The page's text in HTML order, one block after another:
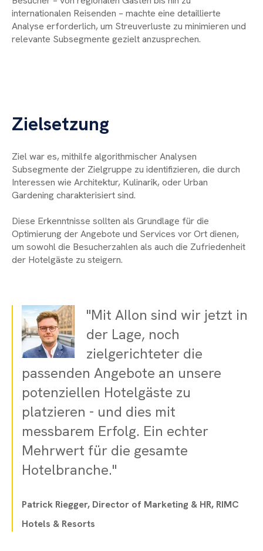
internationalen Reisenden – machte eine detaillierte
Analyse erforderlich, um Streuverluste zu minimieren und
relevante Subsegmente gezielt anzusprechen.
Zielsetzung
Ziel war es, mithilfe algorithmischer Analysen
Subsegmente der Zielgruppe zu identifizieren, die durch
Interessen wie Architektur, Kulinarik, oder Urban
Gardening charakterisiert sind.
Diese Erkenntnisse sollten als Grundlage für die
Optimierung der Angebote und Services vor Ort dienen,
um sowohl die Besucherzahlen als auch die Zufriedenheit
der Hotelgäste zu steigern.
"Mit AIlon sind wir jetzt in
der Lage, noch
zielgerichteter die
passenden Angebote an unsere
potenziellen Hotelgäste zu
platzieren - und dies mit
messbarem Erfolg. Ein echter
Mehrwert für die gesamte
Hotelbranche."
Patrick Riegger, Director of Marketing & HR, RIMC
Hotels & Resorts